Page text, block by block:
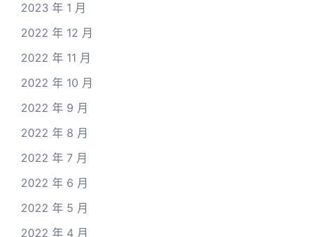
2023 年 1 月
2022 年 12 月
2022 年 11 月
2022 年 10 月
2022 年 9 月
2022 年 8 月
2022 年 7 月
2022 年 6 月
2022 年 5 月
2022 年 4 月